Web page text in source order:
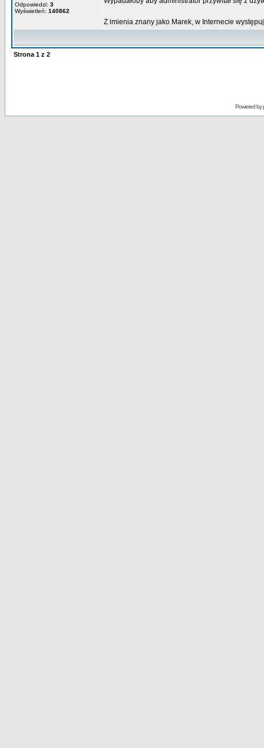
Odpowiedzi: 3
Wyświetleń: 140862
Z imienia znany jako Marek, w Internecie
Strona 1 z 2
Powered by